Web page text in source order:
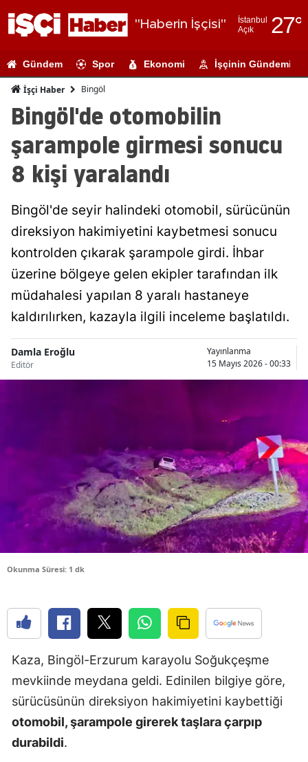
"Haberin İşçisi"
İstanbul
Açık
27°
Adıyaman
Amasya
Antalya
Artvin
Aydın
Bilecik
Bitlis
Burdur
Bursa
Çanakkale
Çankırı
Çorum
Diyarbakır
Edirne
Elazığ
Erzincan
Erzurum
Gündem Spor Ekonomi İşçinin Gündemi
İşçi Haber Bingöl
Bingöl'de otomobilin
şarampole girmesi sonucu
8 kişi yaralandı
Bingöl'de seyir halindeki otomobil, sürücünün
direksiyon hakimiyetini kaybetmesi sonucu
kontrolden çıkarak şarampole girdi. İhbar
üzerine bölgeye gelen ekipler tarafından ilk
müdahalesi yapılan 8 yaralı hastaneye
kaldırılırken, kazayla ilgili inceleme başlatıldı.
Damla Eroğlu
Editör
Yayınlanma
15 Mayıs 2026 - 00:33
Okunma Süresi: 1 dk
Kaza, Bingöl-Erzurum karayolu Soğukçeşme
mevkiinde meydana geldi. Edinilen bilgiye göre,
sürücüsünün direksiyon hakimiyetini kaybettiği
otomobil, şarampole girerek taşlara çarpıp
durabildi.